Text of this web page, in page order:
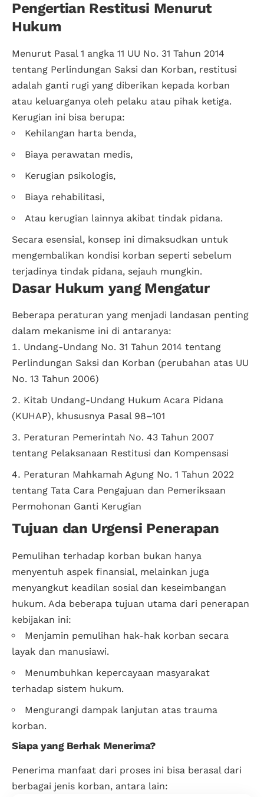
Pengertian Restitusi Menurut
Hukum
Menurut Pasal 1 angka 11 UU No. 31 Tahun 2014
tentang Perlindungan Saksi dan Korban, restitusi
adalah ganti rugi yang diberikan kepada korban
atau keluarganya oleh pelaku atau pihak ketiga.
Kerugian ini bisa berupa:
Kehilangan harta benda,
Biaya perawatan medis,
Kerugian psikologis,
Biaya rehabilitasi,
Atau kerugian lainnya akibat tindak pidana.
Secara esensial, konsep ini dimaksudkan untuk
mengembalikan kondisi korban seperti sebelum
terjadinya tindak pidana, sejauh mungkin.
Dasar Hukum yang Mengatur
Beberapa peraturan yang menjadi landasan penting
dalam mekanisme ini di antaranya:
Undang-Undang No. 31 Tahun 2014 tentang
Perlindungan Saksi dan Korban (perubahan atas UU
No. 13 Tahun 2006)
Kitab Undang-Undang Hukum Acara Pidana
(KUHAP), khususnya Pasal 98–101
Peraturan Pemerintah No. 43 Tahun 2007
tentang Pelaksanaan Restitusi dan Kompensasi
Peraturan Mahkamah Agung No. 1 Tahun 2022
tentang Tata Cara Pengajuan dan Pemeriksaan
Permohonan Ganti Kerugian
Tujuan dan Urgensi Penerapan
Pemulihan terhadap korban bukan hanya
menyentuh aspek finansial, melainkan juga
menyangkut keadilan sosial dan keseimbangan
hukum. Ada beberapa tujuan utama dari penerapan
kebijakan ini:
Menjamin pemulihan hak-hak korban secara
layak dan manusiawi.
Menumbuhkan kepercayaan masyarakat
terhadap sistem hukum.
Mengurangi dampak lanjutan atas trauma
korban.
Siapa yang Berhak Menerima?
Penerima manfaat dari proses ini bisa berasal dari
berbagai jenis korban, antara lain: